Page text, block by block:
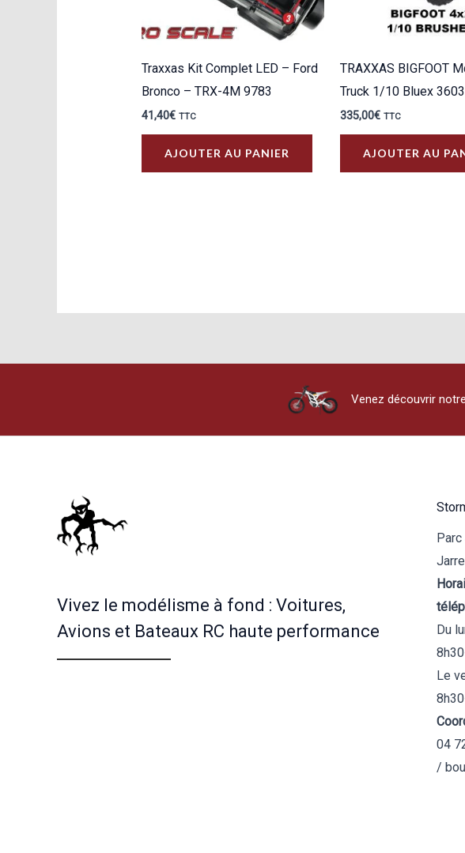
Traxxas Kit Complet LED – Ford
Bronco – TRX-4M 9783
41,40€ TTC
AJOUTER AU PANIER
TRAXXAS BIGFOOT
Truck 1/10 Bluex
335,00€ TTC
AJOUTER AU
Venez découvrir
Vivez le modélisme à fond : Voitures,
Avions et Bateaux RC haute performance
Du
Le
04
/